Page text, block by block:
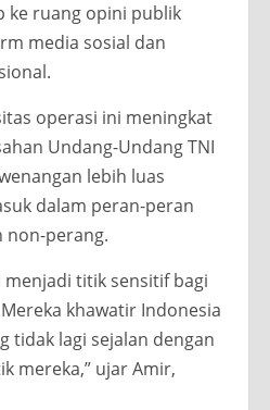
ke ruang opini publik
media sosial dan
operasi ini meningkat
Undang-Undang TNI
lebih luas
dalam peran-peran
non-perang.
menjadi titik sensitif bagi
khawatir Indonesia
tidak lagi sejalan dengan
mereka,” ujar Amir,